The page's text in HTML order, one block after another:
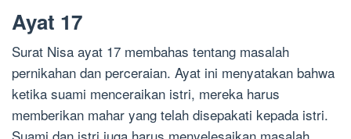
Ayat 17
Surat Nisa ayat 17 membahas tentang masalah
pernikahan dan perceraian. Ayat ini menyatakan bahwa
ketika suami menceraikan istri, mereka harus
memberikan mahar yang telah disepakati kepada istri.